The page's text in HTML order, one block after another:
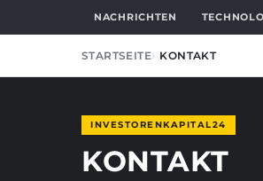
NACHRICHTEN
STARTSEITE KONTAKT
INVESTORENKAPITAL24
KONTAKT